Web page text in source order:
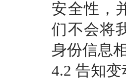
安全性，
们不会将
身份信息
4.2 告知